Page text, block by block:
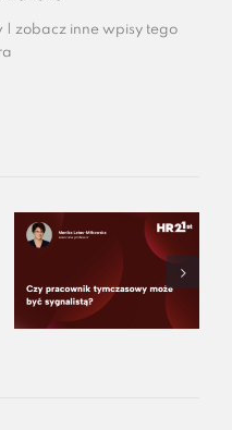
zobacz inne wpisy tego